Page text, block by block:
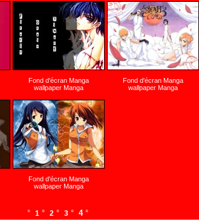
Fond d'écran Manga
wallpaper Manga
Fond d'écran Manga
wallpaper Manga
Fond d'écran Manga
wallpaper Manga
° 1 ° 2 ° 3 ° 4°